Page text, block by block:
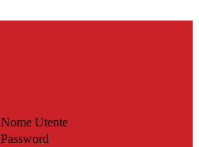
Nome Utente
Password